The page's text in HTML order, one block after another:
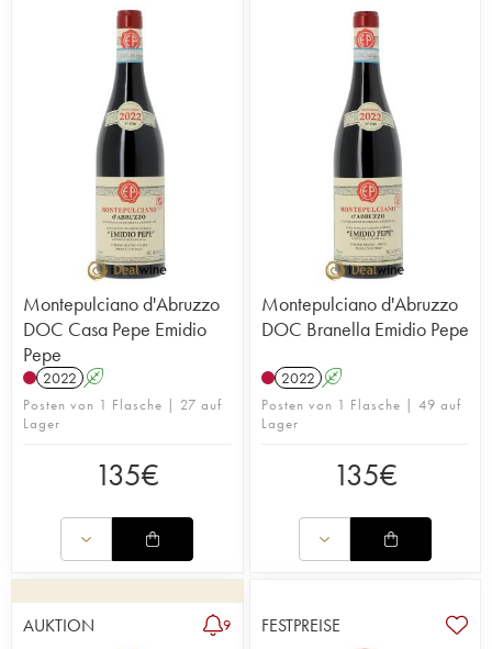
Montepulciano d'Abruzzo
DOC Casa Pepe Emidio
Pepe
2022 A
Posten von 1 Flasche | 27 auf
Lager
135€
Montepulciano d'Abruzzo
DOC Branella Emidio Pepe
2022 A
Posten von 1 Flasche | 49 auf
Lager
135€
AUKTION 9 FESTPREISE